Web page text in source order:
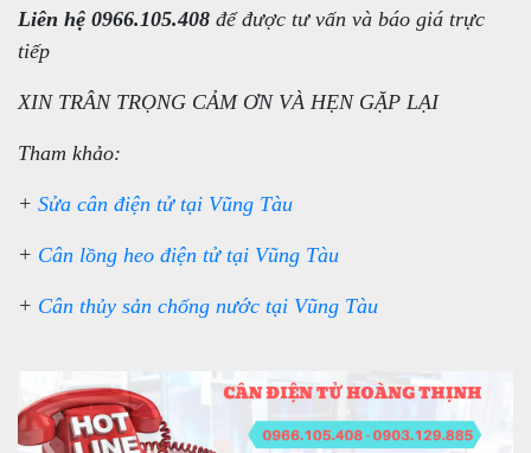
Liên hệ 0966.105.408 để được tư vấn và báo giá trực
tiếp
XIN TRÂN TRỌNG CẢM ƠN VÀ HẸN GẶP LẠI
Tham khảo:
+ Sửa cân điện tử tại Vũng Tàu
+ Cân lồng heo điện tử tại Vũng Tàu
+ Cân thủy sản chống nước tại Vũng Tàu